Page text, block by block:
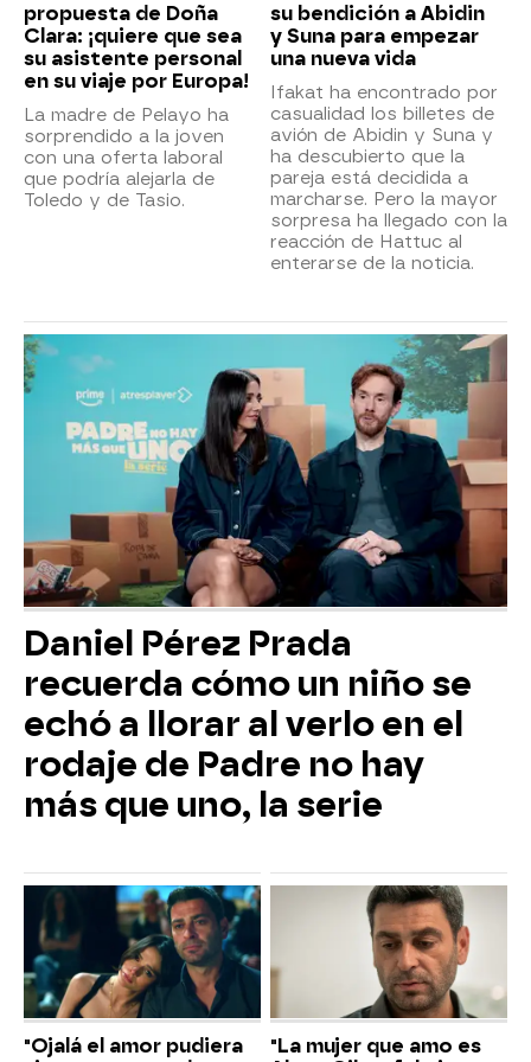
propuesta de Doña
Clara: ¡quiere que sea
su asistente personal
en su viaje por Europa!
La madre de Pelayo ha
sorprendido a la joven
con una oferta laboral
que podría alejarla de
Toledo y de Tasio.
su bendición a Abidin
y Suna para empezar
una nueva vida
Ifakat ha encontrado por
casualidad los billetes de
avión de Abidin y Suna y
ha descubierto que la
pareja está decidida a
marcharse. Pero la mayor
sorpresa ha llegado con la
reacción de Hattuc al
enterarse de la noticia.
Daniel Pérez Prada
recuerda cómo un niño se
echó a llorar al verlo en el
rodaje de Padre no hay
más que uno, la serie
"Ojalá el amor pudiera
"La mujer que amo es